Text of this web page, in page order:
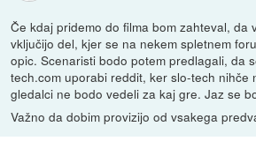
Če kdaj pridemo do filma bom zahteval, da
vključijo del, kjer se na nekem spletnem
opic. Scenaristi bodo potem predlagali, da
tech.com uporabi reddit, ker slo-tech nihče
gledalci ne bodo vedeli za kaj gre. Jaz se
Važno da dobim provizijo od vsakega